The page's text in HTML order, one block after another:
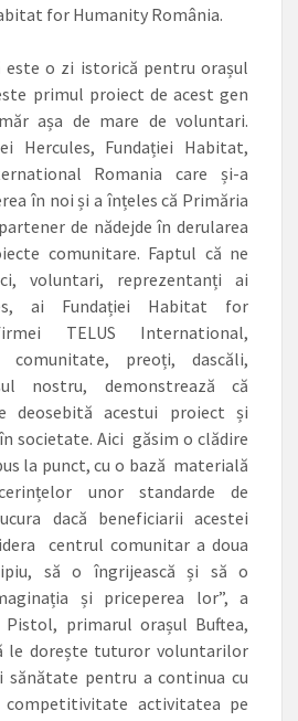
for Humanity România.
este o zi istorică pentru orașul
primul proiect de acest gen
așa de mare de voluntari.
Hercules, Fun­dației Habitat,
Romania care și-a
în noi și a înțeles că Primăria
de nădejde în derularea
comunitare. Faptul că ne
voluntari, reprezentanți ai
ai Fundației Habitat for
TELUS International,
comunitate, preoți, dascăli,
nostru, demonstrează că
deosebită acestui proiect și
socie­tate. Aici găsim o clădire
la punct, cu o bază materială
unor standarde de
dacă beneficiarii acestei
centrul comunitar a doua
să o îngrijească și să o
și priceperea lor”, a
Pistol, primarul orașul Buftea,
le dorește tuturor voluntarilor
sănătate pentru a continua cu
competitivitate activitatea pe